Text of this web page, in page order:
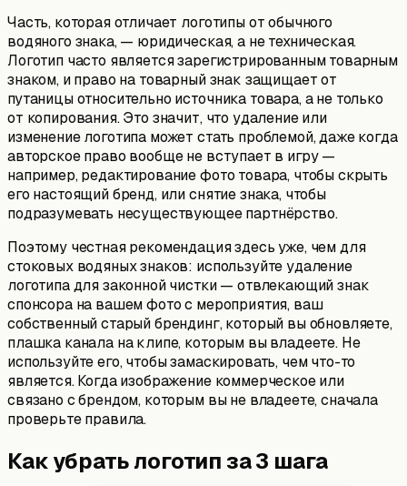
Часть, которая отличает логотипы от обычного
водяного знака, — юридическая, а не техническая.
Логотип часто является зарегистрированным товарным
знаком, и право на товарный знак защищает от
путаницы относительно источника товара, а не только
от копирования. Это значит, что удаление или
изменение логотипа может стать проблемой, даже когда
авторское право вообще не вступает в игру —
например, редактирование фото товара, чтобы скрыть
его настоящий бренд, или снятие знака, чтобы
подразумевать несуществующее партнёрство.
Поэтому честная рекомендация здесь уже, чем для
стоковых водяных знаков: используйте удаление
логотипа для законной чистки — отвлекающий знак
спонсора на вашем фото с мероприятия, ваш
собственный старый брендинг, который вы обновляете,
плашка канала на клипе, которым вы владеете. Не
используйте его, чтобы замаскировать, чем что-то
является. Когда изображение коммерческое или
связано с брендом, которым вы не владеете, сначала
проверьте правила.
Как убрать логотип за 3 шага